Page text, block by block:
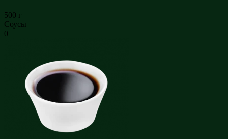
500 г
Соусы
0